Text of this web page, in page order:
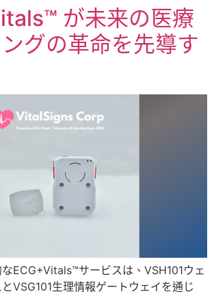
が未来の医療
グの革命を先導す
ECG+Vitals™サービスは、VSH101ウェ
VSG101生理情報ゲートウェイを通じ